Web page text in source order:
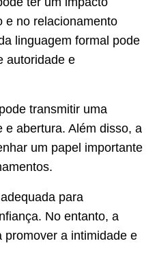
e no relacionamento
linguagem formal pode
autoridade e
transmitir uma
e abertura. Além disso, a
um papel importante
para
No entanto, a
promover a intimidade e